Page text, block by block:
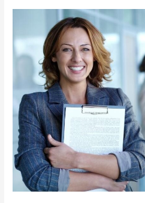
–
Jak
wygląda?